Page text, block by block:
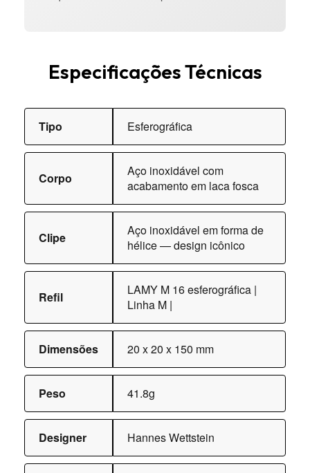
Especificações Técnicas
Tipo Esferográfica
Corpo
Aço inoxidável com
acabamento em laca fosca
Clipe
Aço inoxidável em forma de
hélice — design icônico
Refil
LAMY M 16 esferográfica |
Linha M |
Dimensões 20 x 20 x 150 mm
Peso 41.8g
Designer Hannes Wettstein